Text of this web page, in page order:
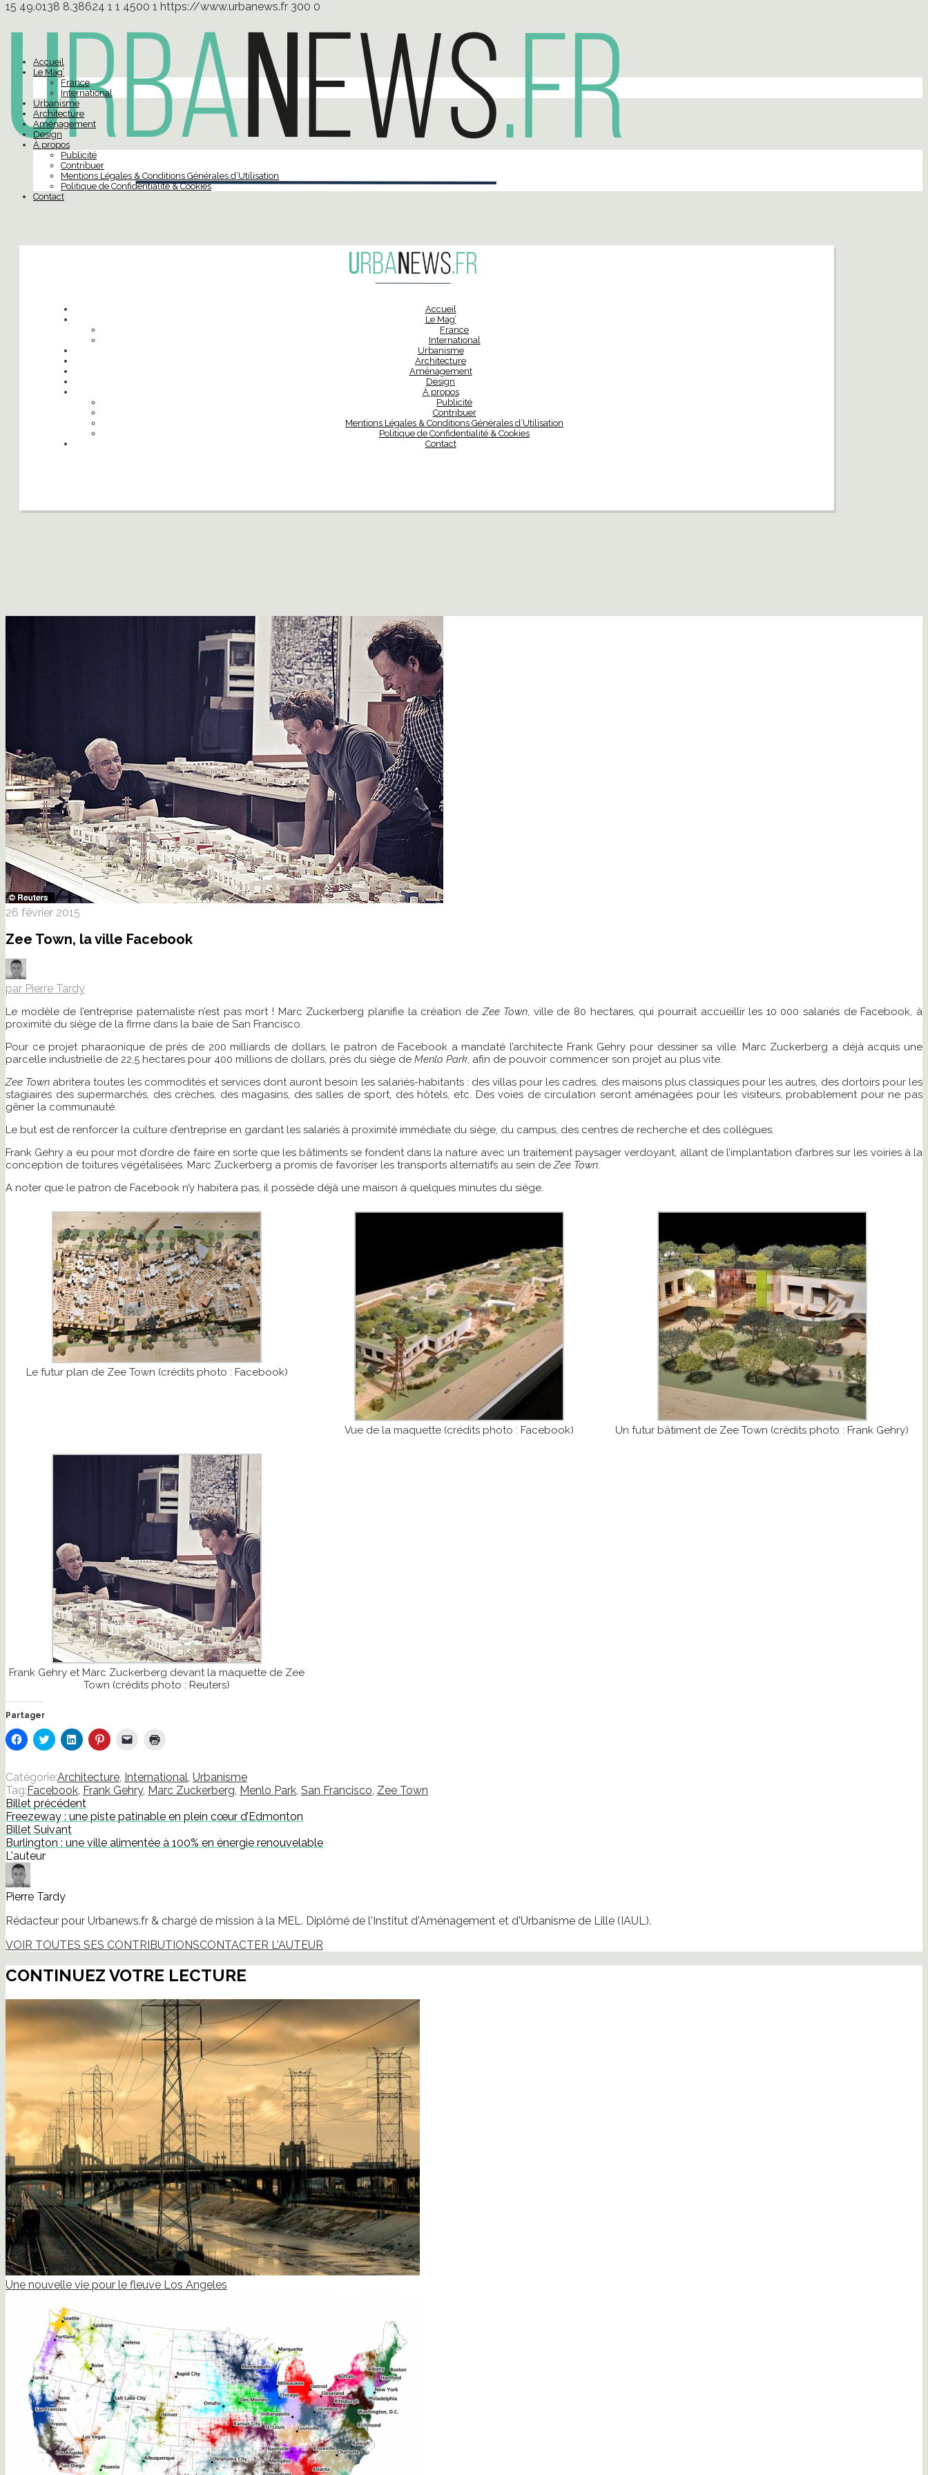
15 49.0138 8.38624 1 1 4500 1 https://www.urbanews.fr 300 0
Accueil
Le Mag’
France
International
Urbanisme
Architecture
Aménagement
Design
À propos
Publicité
Contribuer
Mentions Légales & Conditions Générales d’Utilisation
Politique de Confidentialité & Cookies
Contact
Accueil
Le Mag’
France
International
Urbanisme
Architecture
Aménagement
Design
À propos
Publicité
Contribuer
Mentions Légales & Conditions Générales d’Utilisation
Politique de Confidentialité & Cookies
Contact
26 février 2015
Zee Town, la ville Facebook
par Pierre Tardy
Le modèle de l’entreprise paternaliste n’est pas mort ! Marc Zuckerberg planifie la création deZee Town, ville de 80 hectares, qui pourrait accueillir les 10 000 salariés de Facebook, à
proximité du siège de la firme dans la baie de San Francisco.
Pour ce projet pharaonique de près de 200 milliards de dollars, le patron de Facebook a mandaté l’architecte Frank Gehry pour dessiner sa ville. Marc Zuckerberg a déjà acquis une
parcelle industrielle de 22,5 hectares pour 400 millions de dollars, près du siège de Menlo Park, afin de pouvoir commencer son projet au plus vite.
Zee Town abritera toutes les commodités et services dont auront besoin les salariés-habitants : des villas pour les cadres, des maisons plus classiques pour les autres, des dortoirs pour les
stagiaires des supermarchés, des crèches, des magasins, des salles de sport, des hôtels, etc. Des voies de circulation seront aménagées pour les visiteurs, probablement pour ne pas
gêner la communauté.
Le but est de renforcer la culture d’entreprise en gardant les salariés à proximité immédiate du siège, du campus, des centres de recherche et des collègues.
Frank Gehry a eu pour mot d’ordre de faire en sorte que les bâtiments se fondent dans la nature avec un traitement paysager verdoyant, allant de l’implantation d’arbres sur les voiries à la
conception de toitures végétalisées. Marc Zuckerberg a promis de favoriser les transports alternatifs au sein deZee Town.
A noter que le patron de Facebook n’y habitera pas, il possède déjà une maison à quelques minutes du siège.
Le futur plan de Zee Town (crédits photo : Facebook)
Vue de la maquette (crédits photo : Facebook) Un futur bâtiment de Zee Town (crédits photo : Frank Gehry)
Frank Gehry et Marc Zuckerberg devant la maquette de Zee
Town (crédits photo : Reuters)
Partager
Cliquez
pour
Facebook(ouvre
dans
une
nouvelle
fenêtre)
Cliquez
pour
Twitter(ouvre
dans
une
nouvelle
fenêtre)
Cliquez
pour
LinkedIn(ouvre
dans
une
nouvelle
fenêtre)
Cliquez
pour
Pinterest(ouvre
dans
une
nouvelle
fenêtre)
Cliquer
pour
lien
par
e-
mail
à
un
dans
une
une
nouvelle
fenêtre)
Catégorie:Architecture, International, Urbanisme
Tag: Facebook, Frank Gehry, Marc Zuckerberg, Menlo Park, San Francisco, Zee Town
Billet précédent
Freezeway : une piste patinable en plein cœur d’Edmonton
Billet Suivant
Burlington : une ville alimentée à 100% en énergie renouvelable
L'auteur
Pierre Tardy
Rédacteur pour Urbanews.fr & chargé de mission à la MEL. Diplômé de l'Institut d'Aménagement et d'Urbanisme de Lille (IAUL).
VOIR TOUTES SES CONTRIBUTIONSCONTACTER L'AUTEUR
CONTINUEZ VOTRE LECTURE
Une nouvelle vie pour le fleuve Los Angeles